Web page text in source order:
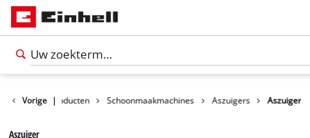
Vorige |Producten Schoonmaakmachines Aszuigers Aszuiger
Aszuiger